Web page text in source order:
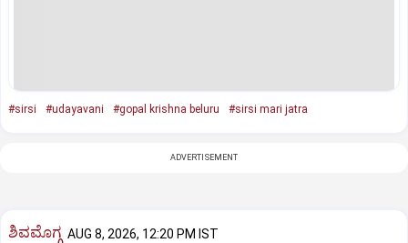
#sirsi #udayavani #gopal krishna beluru #sirsi mari jatra
ADVERTISEMENT
ಶಿವಮೊಗ್ಗ AUG 8, 2026, 12:20 PM IST